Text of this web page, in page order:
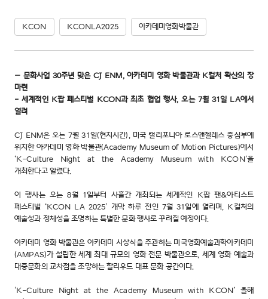
KCON KCONLA2025 아카데미영화박물관
– 문화사업 30주년 맞은 CJ ENM, 아카데미 영화 박물관과 K컬처 확산의 장
마련
- 세계적인 K팝 페스티벌 KCON과 최초 협업 행사, 오는 7월 31일 LA에서
열려
CJ ENM은 오는 7월 31일(현지시간), 미국 캘리포니아 로스앤젤레스 중심부에
위치한 아카데미 영화 박물관(Academy Museum of Motion Pictures)에서
‘K-Culture Night at the Academy Museum with KCON’을
개최한다고 알렸다.
이 행사는 오는 8월 1일부터 사흘간 개최되는 세계적인 K팝 팬&아티스트
페스티벌 ‘KCON LA 2025’ 개막 하루 전인 7월 31일에 열리며, K컬처의
예술성과 정체성을 조명하는 특별한 문화 행사로 꾸려질 예정이다.
아카데미 영화 박물관은 아카데미 시상식을 주관하는 미국영화예술과학아카데미
(AMPAS)가 설립한 세계 최대 규모의 영화 전문 박물관으로, 세계 영화 예술과
대중문화의 교차점을 조망하는 할리우드 대표 문화 공간이다.
‘K-Culture Night at the Academy Museum with KCON’ 올해